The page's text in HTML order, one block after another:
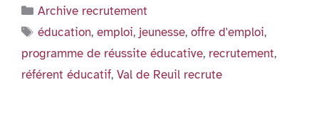
Catégories
Archive recrutement
Étiquettes
éducation,emploi, jeunesse,offre d'emploi,
programme de réussite éducative, recrutement,
référent éducatif, Val de Reuil recrute